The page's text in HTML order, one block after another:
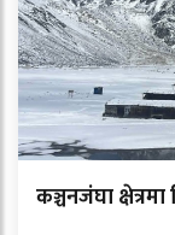
कञ्चनजंघा